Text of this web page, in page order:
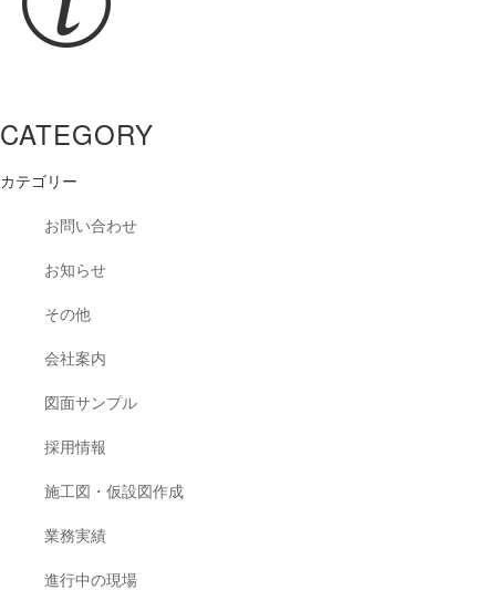
CATEGORY
カテゴリー
お問い合わせ
お知らせ
その他
会社案内
図面サンプル
採用情報
施工図・仮設図作成
業務実績
進行中の現場